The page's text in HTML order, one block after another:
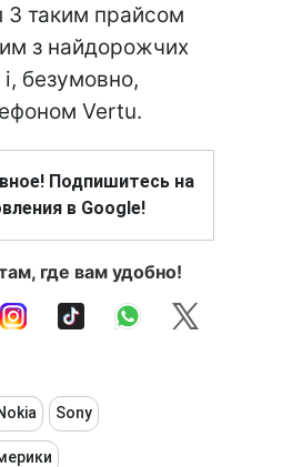
З таким прайсом
з найдорожчих
і, безумовно,
Vertu.
Подпишитесь на
в Google!
где вам удобно!
Sony